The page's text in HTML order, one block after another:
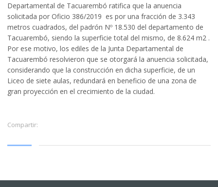
Departamental de Tacuarembó ratifica que la anuencia
solicitada por Oficio 386/2019 es por una fracción de 3.343
metros cuadrados, del padrón Nº 18.530 del departamento de
Tacuarembó, siendo la superficie total del mismo, de 8.624 m2 .
Por ese motivo, los ediles de la Junta Departamental de
Tacuarembó resolvieron que se otorgará la anuencia solicitada,
considerando que la construcción en dicha superficie, de un
Liceo de siete aulas, redundará en beneficio de una zona de
gran proyección en el crecimiento de la ciudad.
Compartir: